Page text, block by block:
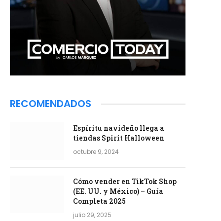
RECOMENDADOS
Espíritu navideño llega a
tiendas Spirit Halloween
octubre 9, 2024
Cómo vender en TikTok Shop
(EE. UU. y México) – Guía
Completa 2025
julio 29, 2025